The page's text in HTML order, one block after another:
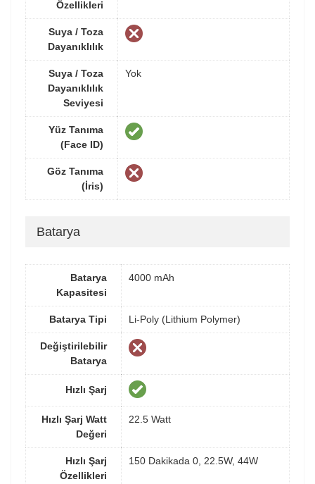
Özellikleri
Suya / Toza
Dayanıklılık
Suya / Toza
Dayanıklılık
Seviyesi
Yok
Yüz Tanıma
(Face ID)
Göz Tanıma
(İris)
Batarya
Batarya
Kapasitesi
4000 mAh
Batarya Tipi Li-Poly (Lithium Polymer)
Değiştirilebilir
Batarya
Hızlı Şarj
Hızlı Şarj Watt
Değeri
22.5 Watt
Hızlı Şarj
Özellikleri
150 Dakikada 0, 22.5W, 44W